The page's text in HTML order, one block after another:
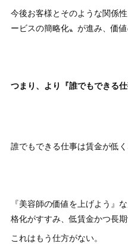
今後お客様とそのような関係
ービスの簡略化〟が進み、価値
つまり、より『誰でもできる仕
誰でもできる仕事は賃金が低
『美容師の価値を上げよう』
格化がすすみ、低賃金かつ長
これはもう仕方がない。